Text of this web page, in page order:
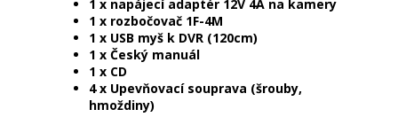
1 x napájecí adaptér 12V 4A na kamery
1 x rozbočovač 1F-4M
1 x USB myš k DVR (120cm)
1 x Český manuál
1 x CD
4 x Upevňovací souprava (šrouby,
hmoždiny)